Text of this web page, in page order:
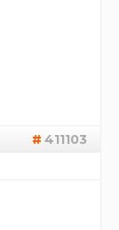
411103